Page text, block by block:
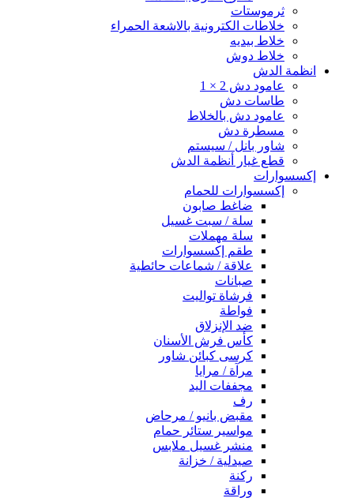
ثرموستات
خلاطات الكترونية بالاشعة الحمراء
خلاط بيديه
خلاط دوش
انظمة الدش
عامود دش 2 × 1
طاسات دش
عامود دش بالخلاط
مسطرة دش
شاور بانل / سيستم
قطع غيار أنظمة الدش
إكسسوارات
إكسسوارات للحمام
ضاغط صابون
سلة / سبت غسيل
سلة مهملات
طقم إكسسوارات
علاقة / شماعات حائطية
صبانات
فرشاة تواليت
فواطة
ضد الإنزلاق
كأس فرش الأسنان
كرسى كبائن شاور
مرآة / مرايا
مجففات اليد
رف
مقبض بانيو / مرحاض
مواسير ستائر حمام
منشر غسيل ملابس
صيدلية / خزانة
ركنة
وراقة